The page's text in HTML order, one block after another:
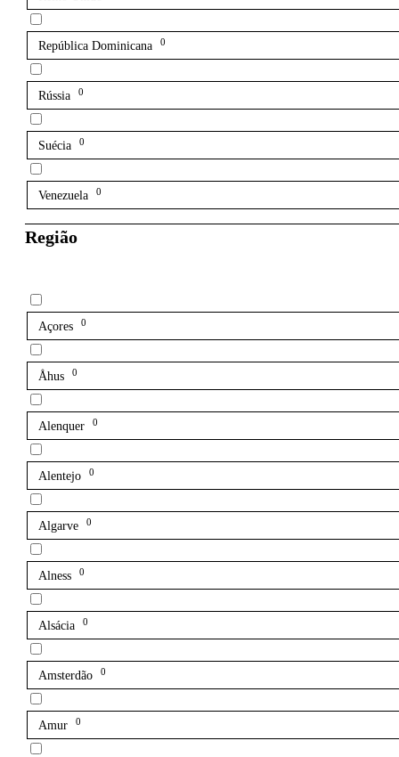
República Dominicana 0
Rússia 0
Suécia 0
Venezuela 0
Região
Açores 0
Åhus 0
Alenquer 0
Alentejo 0
Algarve 0
Alness 0
Alsácia 0
Amsterdão 0
Amur 0